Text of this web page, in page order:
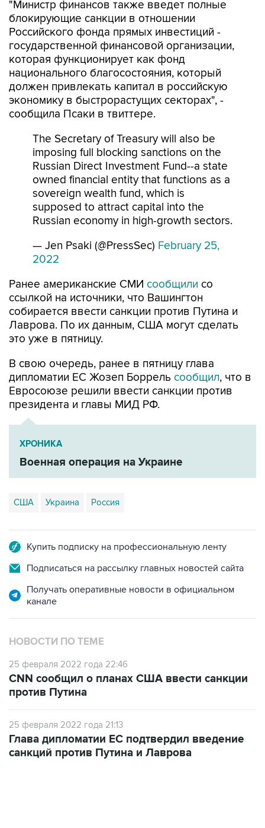
Российского фонда прямых инвестиций -
государственной финансовой организации,
которая функционирует как фонд
национального благосостояния, который
должен привлекать капитал в российскую
экономику в быстрорастущих секторах", -
сообщила Псаки в твиттере.
The Secretary of Treasury will also be
Russian Direct Investment Fund--a state
owned financial entity that functions as a
sovereign wealth fund, which is
supposed to attract capital into the
Russian economy in high-growth sectors.
— Jen Psaki (@PressSec)February 25,
Ранее американские СМИ
собирается ввести санкции против Путина и
Лаврова. По их данным, США могут сделать
это уже в пятницу.
В свою очередь, ранее в пятницу глава
Евросоюзе решили ввести санкции против
президента и главы МИД РФ.
ХРОНИКА
Военная операция на Украине
США Украина Россия
Подписаться на рассылку главных новостей сайта
Получать оперативные новости в официальном
НОВОСТИ ПО ТЕМЕ
25 февраля 2022 года 22:46
против Путина
25 февраля 2022 года 21:13
санкций против Путина и Лаврова